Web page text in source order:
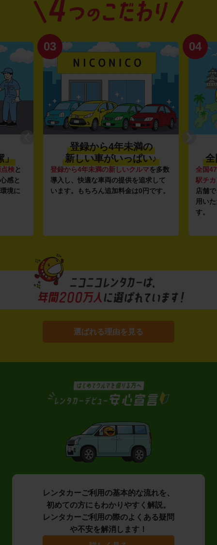
」
検と
感と
境に
03
登録から4年未満の
新しい車がいっぱい♪
登録から4年未満の新しいクルマを多数
導入し、快適な車両の提供を追求して
います。もちろん追加料金は0円です。
04
全
全国
駅チカ
店舗
用い
す。
選ばれる理由を見る
レンタカーご利用の基本的な流れを、
初めての方にもわかりやすく解説。
レンタカーご利用の際のよくある疑問
や不安を解消します！